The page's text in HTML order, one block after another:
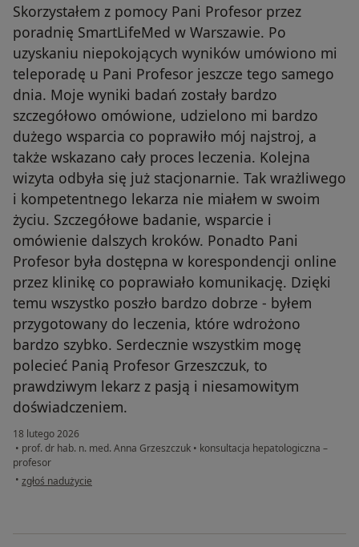
Skorzystałem z pomocy Pani Profesor przez
poradnię SmartLifeMed w Warszawie. Po
uzyskaniu niepokojących wyników umówiono mi
teleporadę u Pani Profesor jeszcze tego samego
dnia. Moje wyniki badań zostały bardzo
szczegółowo omówione, udzielono mi bardzo
dużego wsparcia co poprawiło mój najstroj, a
także wskazano cały proces leczenia. Kolejna
wizyta odbyła się już stacjonarnie. Tak wrażliwego
i kompetentnego lekarza nie miałem w swoim
życiu. Szczegółowe badanie, wsparcie i
omówienie dalszych kroków. Ponadto Pani
Profesor była dostępna w korespondencji online
przez klinikę co poprawiało komunikację. Dzięki
temu wszystko poszło bardzo dobrze - byłem
przygotowany do leczenia, które wdrożono
bardzo szybko. Serdecznie wszystkim mogę
polecieć Panią Profesor Grzeszczuk, to
prawdziwym lekarz z pasją i niesamowitym
doświadczeniem.
18 lutego 2026
• prof. dr hab. n. med. Anna Grzeszczuk • konsultacja hepatologiczna –
profesor
• w opinii użytkownika Grzegorz
zgłoś nadużycie